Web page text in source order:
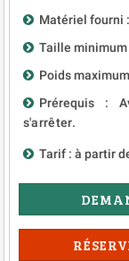
Matériel fourni :
Taille minimum
Poids
Prérequis :
s'arrêter.
Tarif : à partir